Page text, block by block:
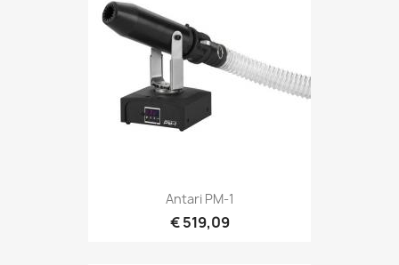
Snel bekijken
Antari PM-1
€ 519,09